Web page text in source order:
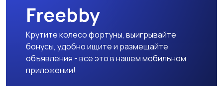
Freebby
Крутите колесо фортуны, выигрывайте
бонусы, удобно ищите и размещайте
объявления - все это в нашем мобильном
приложении!